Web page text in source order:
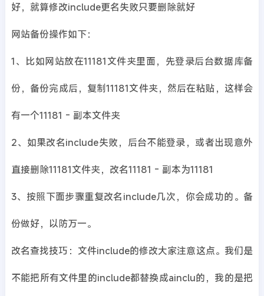
好，就算修改include更名失败只要删除就好
网站备份操作如下：
1、比如网站放在11181文件夹里面，先登录后台数据库备
份，备份完成后，复制11181文件夹，然后在粘贴，这样会
有一个11181 - 副本文件夹
2、如果改名include失败，后台不能登录，或者出现意外
直接删除11181文件夹，改名11181 - 副本为11181
3、按照下面步骤重复改名include几次，你会成功的。备
份做好，以防万一。
改名查找技巧：文件include的修改大家注意这点。我们是
不能把所有文件里的include都替换成ainclu的，我的是把